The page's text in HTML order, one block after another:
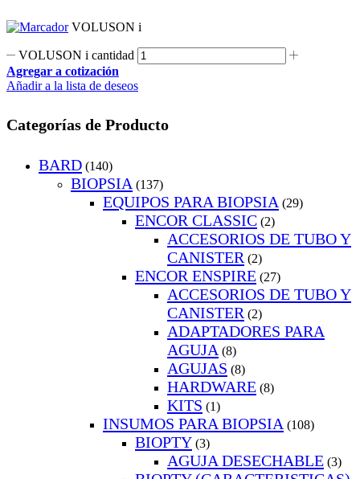
VOLUSON i
VOLUSON i cantidad
Agregar a cotización
Añadir a la lista de deseos
Categorías de Producto
BARD (140)
BIOPSIA (137)
EQUIPOS PARA BIOPSIA (29)
ENCOR CLASSIC (2)
ACCESORIOS DE TUBO Y
CANISTER (2)
ENCOR ENSPIRE (27)
ACCESORIOS DE TUBO Y
CANISTER (2)
ADAPTADORES PARA
AGUJA (8)
AGUJAS (8)
HARDWARE (8)
KITS (1)
INSUMOS PARA BIOPSIA (108)
BIOPTY (3)
AGUJA DESECHABLE (3)